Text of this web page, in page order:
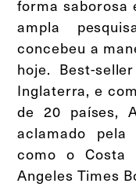
forma saborosa
ampla
concebeu a
hoje. Best-
Inglaterra, e
de 20 países,
aclamado
como o Costa
Angeles Times